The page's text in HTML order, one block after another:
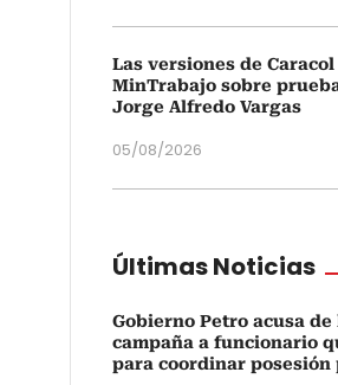
Las versiones de
MinTrabajo sobre
Jorge Alfredo Vargas
05/08/2026
Últimas Noticias
Gobierno Petro acusa de
campaña a funcionario
para coordinar posesión